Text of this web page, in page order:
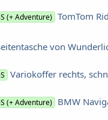
(+ Adventure) TomTom
von
Variokoffer rechts,
(+ Adventure) BMW